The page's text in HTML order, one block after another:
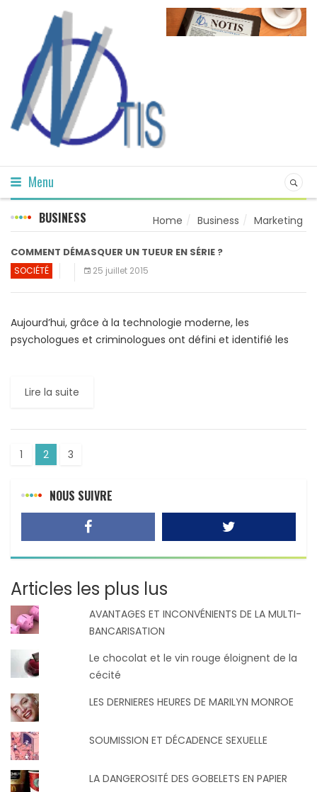
Menu
BUSINESS Home Business Marketing
COMMENT DÉMASQUER UN TUEUR EN SÉRIE ?
SOCIÉTÉ 25 juillet 2015
Aujourd’hui, grâce à la technologie moderne, les
psychologues et criminologues ont défini et identifié les
Lire la suite
1 2 3
NOUS SUIVRE
Articles les plus lus
AVANTAGES ET INCONVÉNIENTS DE LA MULTI-
BANCARISATION
Le chocolat et le vin rouge éloignent de la
cécité
LES DERNIERES HEURES DE MARILYN MONROE
SOUMISSION ET DÉCADENCE SEXUELLE
LA DANGEROSITÉ DES GOBELETS EN PAPIER